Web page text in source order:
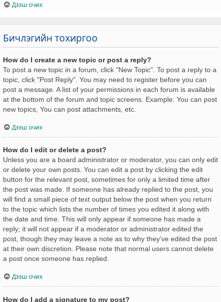
Дээш очих
Бичлэгийн тохиргоо
How do I create a new topic or post a reply?
To post a new topic in a forum, click "New Topic". To post a reply to a
topic, click "Post Reply". You may need to register before you can
post a message. A list of your permissions in each forum is available
at the bottom of the forum and topic screens. Example: You can post
new topics, You can post attachments, etc.
Дээш очих
How do I edit or delete a post?
Unless you are a board administrator or moderator, you can only edit
or delete your own posts. You can edit a post by clicking the edit
button for the relevant post, sometimes for only a limited time after
the post was made. If someone has already replied to the post, you
will find a small piece of text output below the post when you return
to the topic which lists the number of times you edited it along with
the date and time. This will only appear if someone has made a
reply; it will not appear if a moderator or administrator edited the
post, though they may leave a note as to why they’ve edited the post
at their own discretion. Please note that normal users cannot delete
a post once someone has replied.
Дээш очих
How do I add a signature to my post?